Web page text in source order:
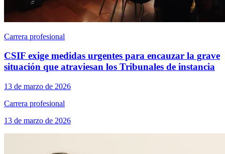
Carrera profesional
CSIF exige medidas urgentes para encauzar la grave
situación que atraviesan los Tribunales de instancia
13 de marzo de 2026
Carrera profesional
13 de marzo de 2026